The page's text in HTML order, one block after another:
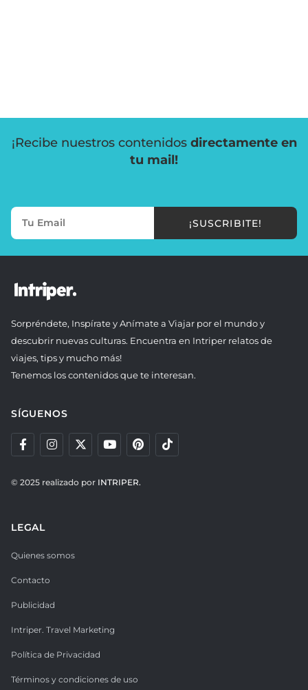
¡Recibe nuestros contenidos directamente en
tu mail!
¡SUSCRIBITE!
Sorpréndete, Inspírate y Anímate a Viajar por el mundo y
descubrir nuevas culturas. Encuentra en Intriper relatos de
viajes, tips y mucho más!
Tenemos los contenidos que te interesan.
SÍGUENOS
© 2025 realizado por INTRIPER.
LEGAL
Quienes somos
Contacto
Publicidad
Intriper. Travel Marketing
Política de Privacidad
Términos y condiciones de uso